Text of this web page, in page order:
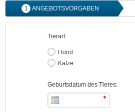
1 ANGEBOTSVORGABEN
Tierart:
Hund
Katze
Geburtsdatum des Tieres: